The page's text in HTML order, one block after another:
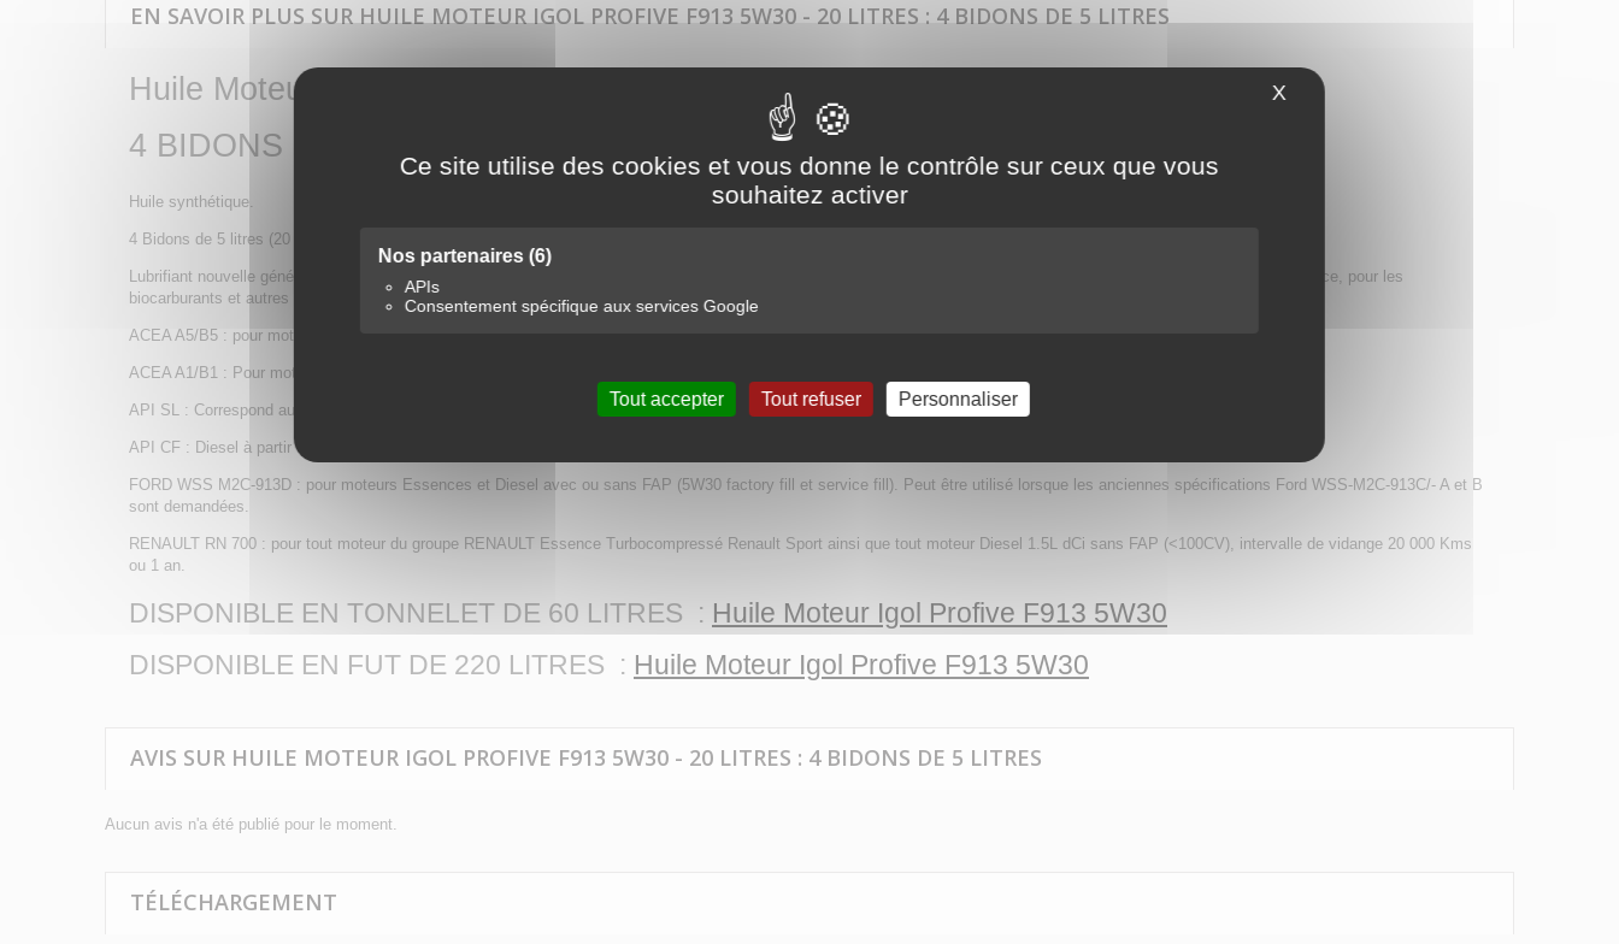
Ce site utilise des cookies et vous donne le contrôle sur ceux que vous
souhaitez activer
Nos partenaires (6)
APIs
Consentement spécifique aux services Google
Tout accepter Tout refuser Personnaliser
X Masquer le bandeau des cookies
EN SAVOIR PLUS SUR HUILE MOTEUR IGOL PROFIVE F913 5W30 - 20 LITRES : 4 BIDONS DE 5 LITRES
Huile Moteur Igol Profive F913 5W30
4 BIDONS DE 5 LITRES
Huile synthétique.
4 Bidons de 5 litres (20 litres).
Lubrifiant nouvelle génération pour les moteurs, essence et Diesel « Fuel Economy » avec ou sans filtre à particules, de Ford.Convient pour les carburants Diesel et essence, pour les
biocarburants et autres carburants agréés par les constructeurs.
ACEA A5/B5 : pour moteur Essence et Diesel « Hautes Performances Economie d’Energie ».
ACEA A1/B1 : Pour moteur Essence et Diesel à Economie d’Energie.
API SL : Correspond aux exigences des moteurs modernes à partir de 2001 selon un cahier de charges propre à l’American Petroleum Institute.
API CF : Diesel à partir de 1994 (non préconisée aux E.U en VL).
FORD WSS M2C-913D : pour moteurs Essences et Diesel avec ou sans FAP (5W30 factory fill et service fill). Peut être utilisé lorsque les anciennes spécifications Ford WSS-M2C-913C/- A et B
sont demandées.
RENAULT RN 700 : pour tout moteur du groupe RENAULT Essence Turbocompressé Renault Sport ainsi que tout moteur Diesel 1.5L dCi sans FAP (<100CV), intervalle de vidange 20 000 Kms
ou 1 an.
DISPONIBLE EN TONNELET DE 60 LITRES : Huile Moteur Igol Profive F913 5W30
DISPONIBLE EN FUT DE 220 LITRES : Huile Moteur Igol Profive F913 5W30
AVIS SUR HUILE MOTEUR IGOL PROFIVE F913 5W30 - 20 LITRES : 4 BIDONS DE 5 LITRES
Aucun avis n'a été publié pour le moment.
TÉLÉCHARGEMENT